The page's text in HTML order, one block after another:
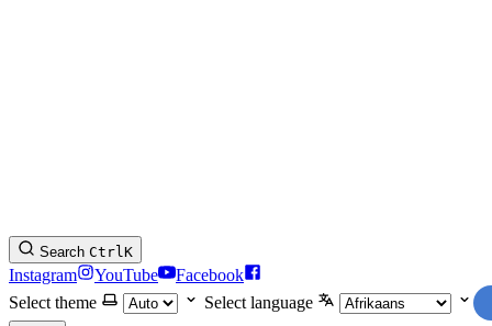
Search CtrlK
Instagram YouTube
Facebook
Select theme
Select language